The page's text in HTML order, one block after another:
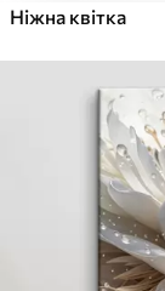
Ніжна квітка